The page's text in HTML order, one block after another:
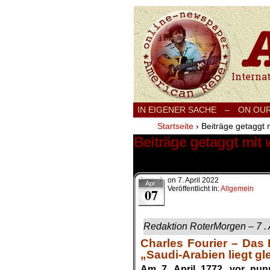
IN EIGENER SACHE – ON
Startseite › Beiträge getaggt
Beiträge getaggt mit
Apr.
07
on 7. April 2022
Veröffentlicht In:Allgemein
Redaktion RoterMorgen – 7 .
Charles Fourier – Das
„Saudi-Arabien liegt